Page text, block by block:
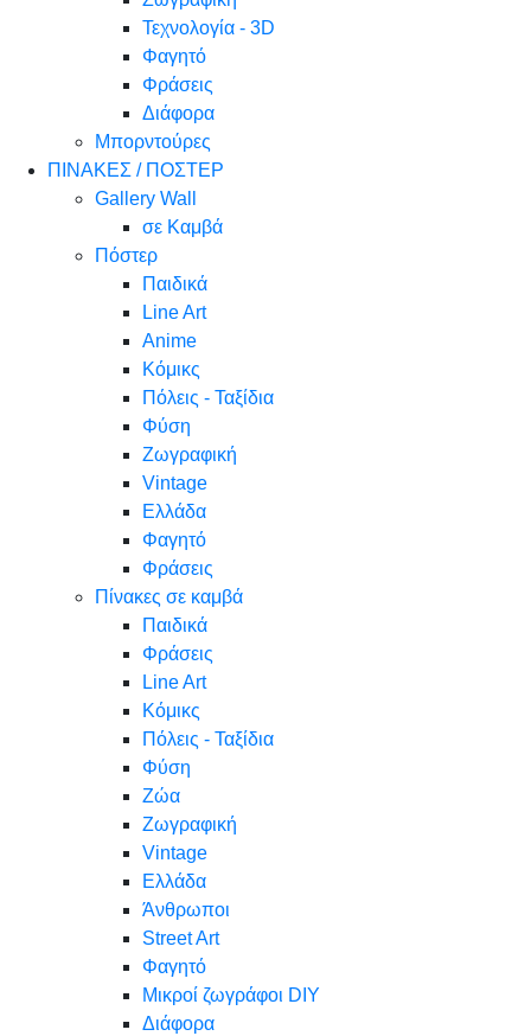
Τεχνολογία - 3D
Φαγητό
Φράσεις
Διάφορα
Μπορντούρες
ΠΙΝΑΚΕΣ / ΠΟΣΤΕΡ
Gallery Wall
σε Καμβά
Πόστερ
Παιδικά
Line Art
Anime
Κόμικς
Πόλεις - Ταξίδια
Φύση
Ζωγραφική
Vintage
Ελλάδα
Φαγητό
Φράσεις
Πίνακες σε καμβά
Παιδικά
Φράσεις
Line Art
Κόμικς
Πόλεις - Ταξίδια
Φύση
Ζώα
Ζωγραφική
Vintage
Ελλάδα
Άνθρωποι
Street Art
Φαγητό
Μικροί ζωγράφοι DIY
Διάφορα